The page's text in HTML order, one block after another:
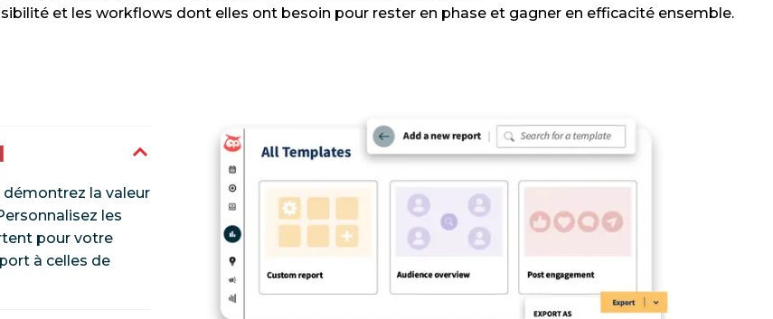
et les workflows dont elles ont besoin pour rester en phase et gagner en efficacité ensemble.
la valeur
les
pour votre
à celles de